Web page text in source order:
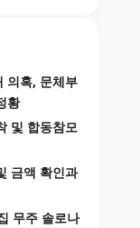
의혹, 문체부
황
및 합동참모
금액 확인과
무주 솔로나